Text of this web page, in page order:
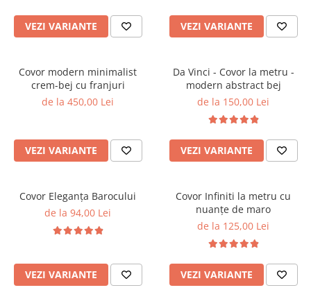
VEZI VARIANTE VEZI VARIANTE
Covor modern minimalist
crem-bej cu franjuri
de la 450,00 Lei
VEZI VARIANTE
Da Vinci - Covor la metru -
modern abstract bej
de la 150,00 Lei
VEZI VARIANTE
Covor Eleganța Barocului
de la 94,00 Lei
VEZI VARIANTE
Covor Infiniti la metru cu
nuanțe de maro
de la 125,00 Lei
VEZI VARIANTE